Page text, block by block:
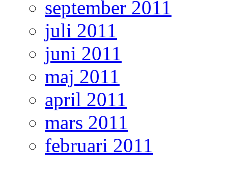
september 2011
juli 2011
juni 2011
maj 2011
april 2011
mars 2011
februari 2011